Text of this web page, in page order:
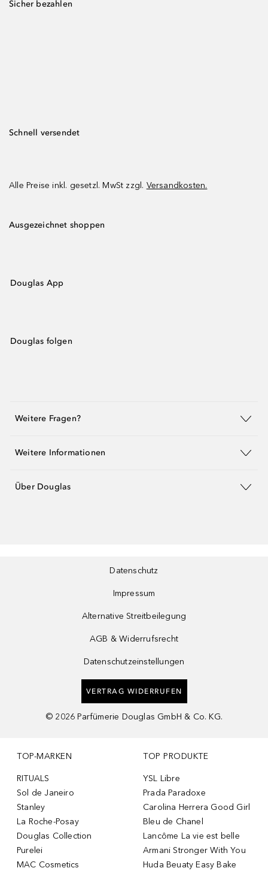
Sicher bezahlen
Schnell versendet
Alle Preise inkl. gesetzl. MwSt zzgl. Versandkosten.
Ausgezeichnet shoppen
Douglas App
Douglas folgen
Weitere Fragen?
Weitere Informationen
Über Douglas
Datenschutz
Impressum
Alternative Streitbeilegung
AGB & Widerrufsrecht
Datenschutzeinstellungen
VERTRAG WIDERRUFEN
© 2026 Parfümerie Douglas GmbH & Co. KG.
TOP-MARKEN
RITUALS
Sol de Janeiro
Stanley
La Roche-Posay
Douglas Collection
Purelei
MAC Cosmetics
TOP PRODUKTE
YSL Libre
Prada Paradoxe
Carolina Herrera Good Girl
Bleu de Chanel
Lancôme La vie est belle
Armani Stronger With You
Huda Beuaty Easy Bake